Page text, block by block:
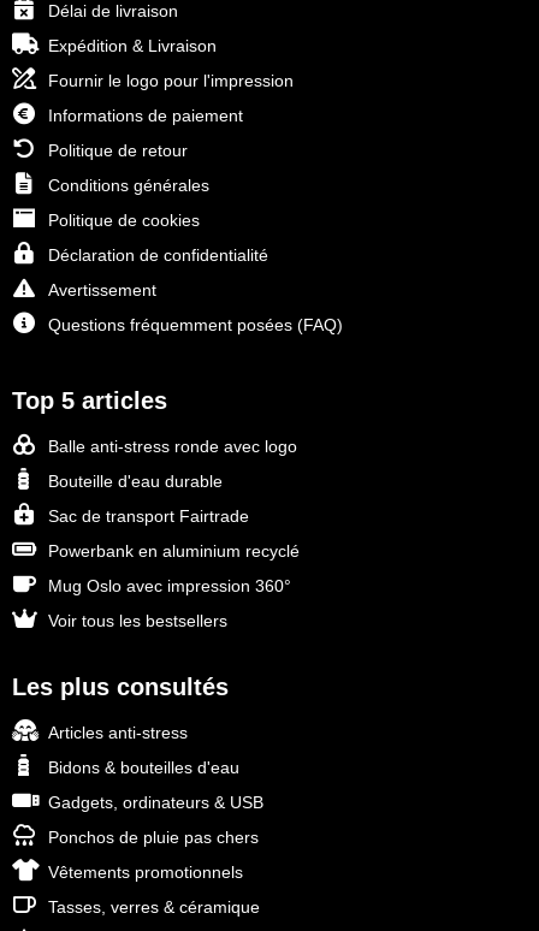
Délai de livraison
Expédition & Livraison
Fournir le logo pour l'impression
Informations de paiement
Politique de retour
Conditions générales
Politique de cookies
Déclaration de confidentialité
Avertissement
Questions fréquemment posées (FAQ)
Top 5 articles
Balle anti-stress ronde avec logo
Bouteille d'eau durable
Sac de transport Fairtrade
Powerbank en aluminium recyclé
Mug Oslo avec impression 360°
Voir tous les bestsellers
Les plus consultés
Articles anti-stress
Bidons & bouteilles d'eau
Gadgets, ordinateurs & USB
Ponchos de pluie pas chers
Vêtements promotionnels
Tasses, verres & céramique